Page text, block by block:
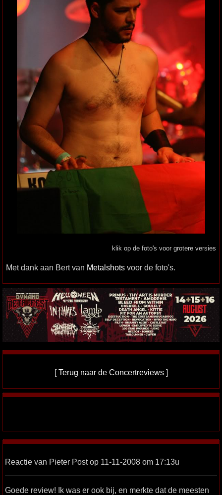
klik op de foto's voor grotere versies
Met dank aan Bert van Metalshots voor de foto's.
[Terug naar de Concertreviews]
Reactie van Pieter Post op 11-11-2008 om 17:13u
Goede review! Ik was er ook bij, en merkte dat de meesten